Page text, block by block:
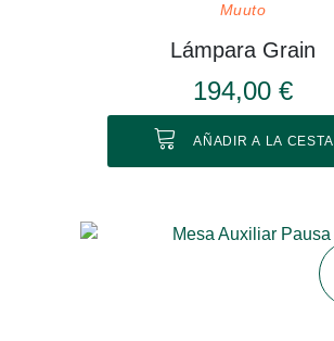
Muuto
Lámpara Grain
194,00 €
AÑADIR A LA CESTA